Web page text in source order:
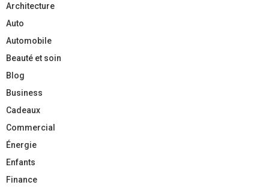
Architecture
Auto
Automobile
Beauté et soin
Blog
Business
Cadeaux
Commercial
Énergie
Enfants
Finance